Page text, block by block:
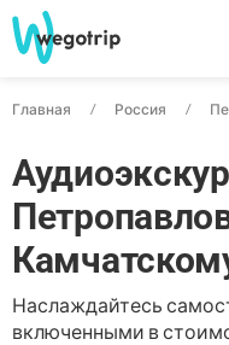
Главная Россия
Наслаждайтесь
включенными в